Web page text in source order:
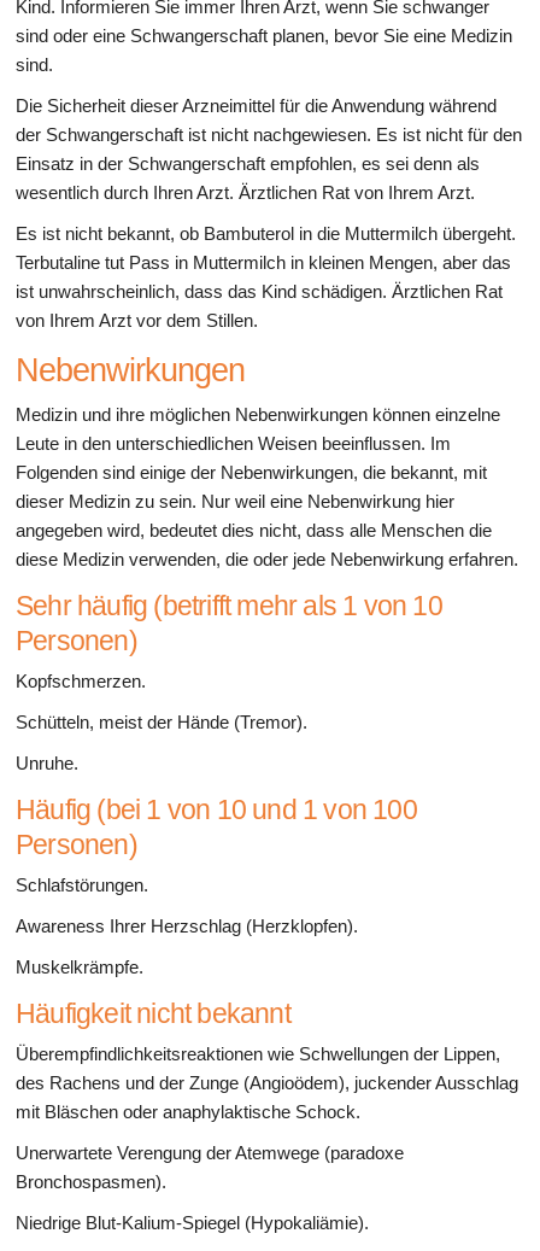
Kind. Informieren Sie immer Ihren Arzt, wenn Sie schwanger
sind oder eine Schwangerschaft planen, bevor Sie eine Medizin
sind.
Die Sicherheit dieser Arzneimittel für die Anwendung während
der Schwangerschaft ist nicht nachgewiesen. Es ist nicht für den
Einsatz in der Schwangerschaft empfohlen, es sei denn als
wesentlich durch Ihren Arzt. Ärztlichen Rat von Ihrem Arzt.
Es ist nicht bekannt, ob Bambuterol in die Muttermilch übergeht.
Terbutaline tut Pass in Muttermilch in kleinen Mengen, aber das
ist unwahrscheinlich, dass das Kind schädigen. Ärztlichen Rat
von Ihrem Arzt vor dem Stillen.
Nebenwirkungen
Medizin und ihre möglichen Nebenwirkungen können einzelne
Leute in den unterschiedlichen Weisen beeinflussen. Im
Folgenden sind einige der Nebenwirkungen, die bekannt, mit
dieser Medizin zu sein. Nur weil eine Nebenwirkung hier
angegeben wird, bedeutet dies nicht, dass alle Menschen die
diese Medizin verwenden, die oder jede Nebenwirkung erfahren.
Sehr häufig (betrifft mehr als 1 von 10
Personen)
Kopfschmerzen.
Schütteln, meist der Hände (Tremor).
Unruhe.
Häufig (bei 1 von 10 und 1 von 100
Personen)
Schlafstörungen.
Awareness Ihrer Herzschlag (Herzklopfen).
Muskelkrämpfe.
Häufigkeit nicht bekannt
Überempfindlichkeitsreaktionen wie Schwellungen der Lippen,
des Rachens und der Zunge (Angioödem), juckender Ausschlag
mit Bläschen oder anaphylaktische Schock.
Unerwartete Verengung der Atemwege (paradoxe
Bronchospasmen).
Niedrige Blut-Kalium-Spiegel (Hypokaliämie).